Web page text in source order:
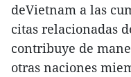
deVietnam a las
citas relacionadas
contribuye de
otras naciones